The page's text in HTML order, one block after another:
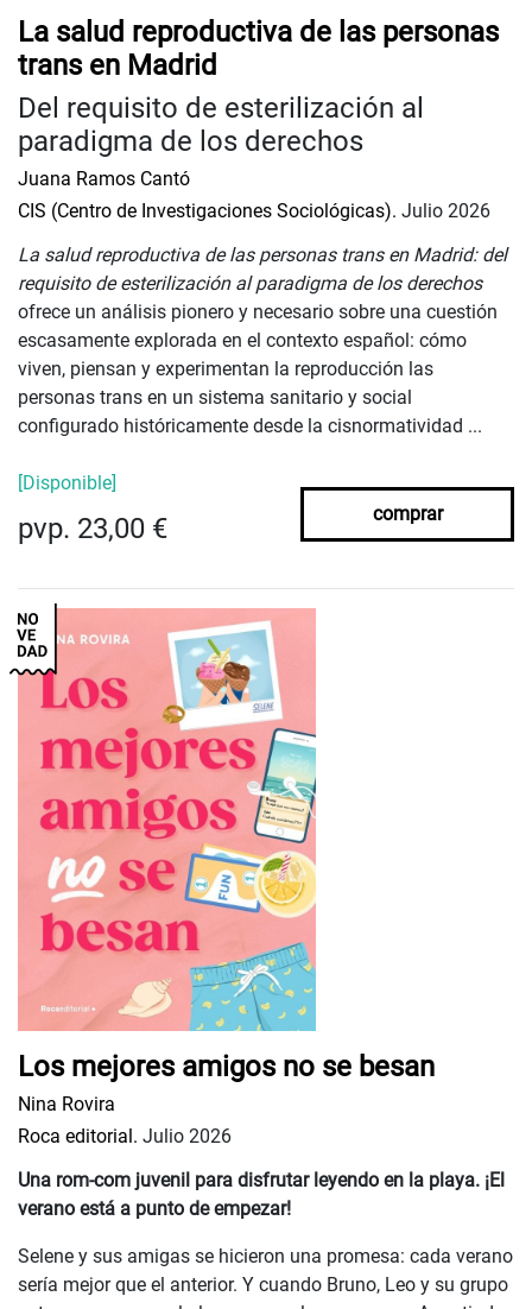
La salud reproductiva de las personas
trans en Madrid
Del requisito de esterilización al
paradigma de los derechos
Juana Ramos Cantó
CIS (Centro de Investigaciones Sociológicas). Julio 2026
La salud reproductiva de las personas trans en Madrid: del
requisito de esterilización al paradigma de los derechos
ofrece un análisis pionero y necesario sobre una cuestión
escasamente explorada en el contexto español: cómo
viven, piensan y experimentan la reproducción las
personas trans en un sistema sanitario y social
configurado históricamente desde la cisnormatividad ...
[Disponible]
pvp. 23,00 € comprar
Los mejores amigos no se besan
Nina Rovira
Roca editorial. Julio 2026
Una rom-com juvenil para disfrutar leyendo en la playa. ¡El
verano está a punto de empezar!
Selene y sus amigas se hicieron una promesa: cada verano
sería mejor que el anterior. Y cuando Bruno, Leo y su grupo